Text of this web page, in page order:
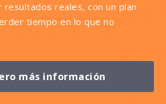
reales, con un plan
tiempo en lo que no
más información